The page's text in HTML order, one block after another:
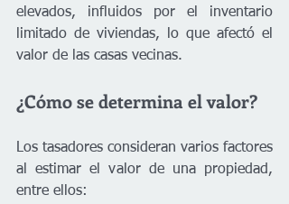
elevados, influidos por el inventario
limitado de viviendas, lo que afectó el
valor de las casas vecinas.
¿Cómo se determina el valor?
Los tasadores consideran varios factores
al estimar el valor de una propiedad,
entre ellos: